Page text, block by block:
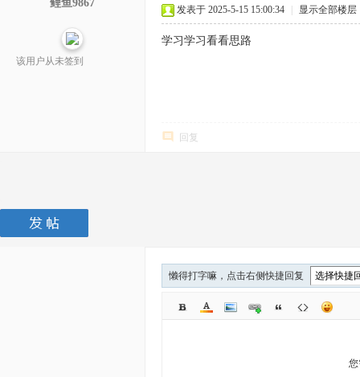
鲤鱼9867
该用户从未签到
发表于 2025-5-15 15:00:34 显示全部楼层
学习学习看看思路
回复
懒得打字嘛，点击右侧快捷回复